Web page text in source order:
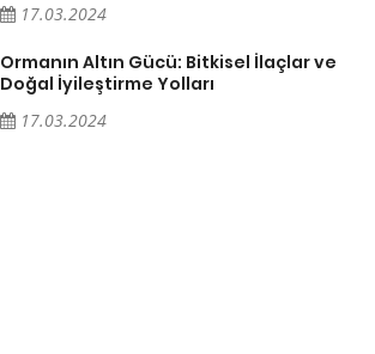
17.03.2024
Ormanın Altın Gücü: Bitkisel İlaçlar ve
Doğal İyileştirme Yolları
17.03.2024